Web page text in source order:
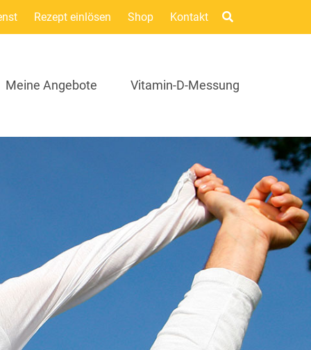
Rezept einlösen Shop Kontakt
Meine Angebote Vitamin-D-Messung